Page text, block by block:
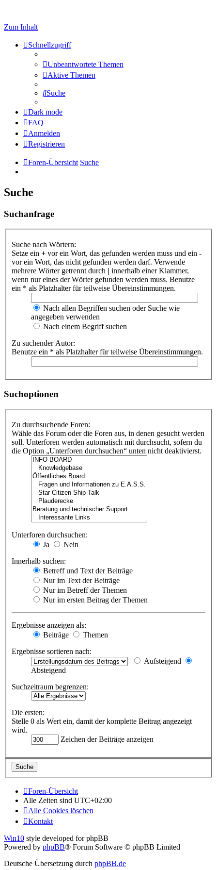
Zum Inhalt
Schnellzugriff
Unbeantwortete Themen
Aktive Themen
Suche
Dark mode
FAQ
Anmelden
Registrieren
Foren-Übersicht Suche
Suche
Suchanfrage
Suche nach Wörtern:
Setze ein + vor ein Wort, das gefunden werden muss und ein -
vor ein Wort, das nicht gefunden werden darf. Verwende
mehrere Wörter getrennt durch | innerhalb einer Klammer,
wenn nur eines der Wörter gefunden werden muss. Benutze
ein * als Platzhalter für teilweise Übereinstimmungen.
Nach allen Begriffen suchen oder Suche wie
angegeben verwenden
Nach einem Begriff suchen
Zu suchender Autor:
Benutze ein * als Platzhalter für teilweise Übereinstimmungen.
Suchoptionen
Zu durchsuchende Foren:
Wähle das Forum oder die Foren aus, in denen gesucht werden
soll. Unterforen werden automatisch mit durchsucht, sofern du
die Option „Unterforen durchsuchen“ unten nicht deaktivierst.
Unterforen durchsuchen:
Ja
Nein
Innerhalb suchen:
Betreff und Text der Beiträge
Nur im Text der Beiträge
Nur im Betreff der Themen
Nur im ersten Beitrag der Themen
Ergebnisse anzeigen als:
Beiträge
Themen
Ergebnisse sortieren nach:
Aufsteigend
Absteigend
Suchzeitraum begrenzen:
Die ersten:
Stelle 0 als Wert ein, damit der komplette Beitrag angezeigt
wird.
Zeichen der Beiträge anzeigen
Foren-Übersicht
Alle Zeiten sind UTC+02:00
Alle Cookies löschen
Kontakt
Win10 style developed for phpBB
Powered by phpBB® Forum Software © phpBB Limited
Deutsche Übersetzung durch phpBB.de